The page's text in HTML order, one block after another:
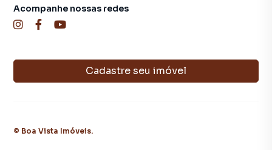
Cadastre seu imóvel
Acompanhe nossas redes
© Boa Vista Imóveis.